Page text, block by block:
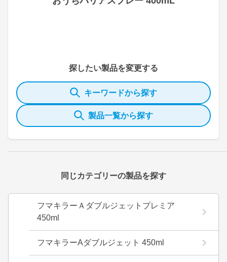
探したい製品を変更する
キーワードから探す
製品一覧から探す
同じカテゴリーの製品を探す
フマキラーＡダブルジェットプレミア
450ml
フマキラーAダブルジェット 450ml